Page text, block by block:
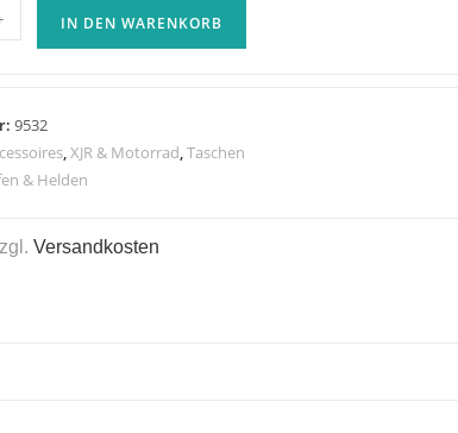
IN DEN WARENKORB
9532
,XJR & Motorrad,Taschen
& Helden
Versandkosten